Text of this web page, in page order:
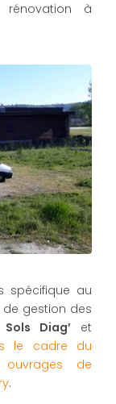
à
spécifique au
gestion des
Sols Diag’et
le cadre du
ouvrages de
.